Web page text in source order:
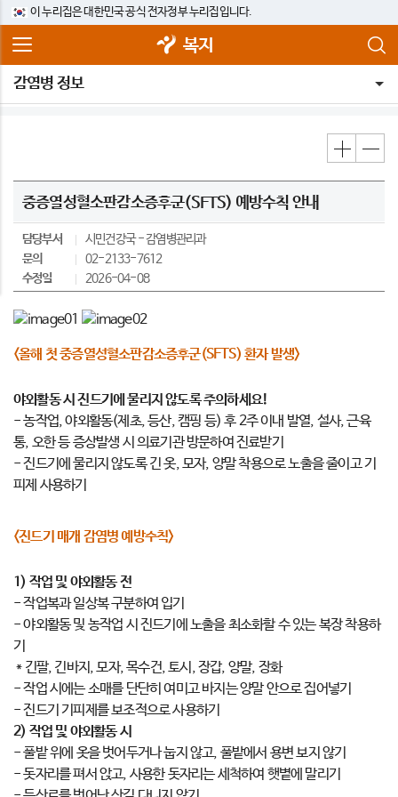
이 누리집은 대한민국 공식 전자정부 누리집입니다.
복지
감염병 정보
중증열성혈소판감소증후군(SFTS) 예방수칙 안내
담당부서 시민건강국
감염병관리과
문의
02-2133-7612
수정일
2026-04-08
<올해 첫 중증열성혈소판감소증후군(SFTS) 환자 발생>
야외활동 시 진드기에 물리지 않도록 주의하세요!
- 농작업, 야외활동(제초, 등산, 캠핑 등) 후 2주 이내 발열, 설사, 근육
통, 오한 등 증상발생 시 의료기관 방문하여 진료받기
- 진드기에 물리지 않도록 긴 옷, 모자, 양말 착용으로 노출을 줄이고 기
피제 사용하기
<진드기 매개 감염병 예방수칙>
1) 작업 및 야외활동 전
- 작업복과 일상복 구분하여 입기
- 야외활동 및 농작업 시 진드기에 노출을 최소화할 수 있는 복장 착용하
기
* 긴팔, 긴바지, 모자, 목수건, 토시, 장갑, 양말, 장화
- 작업 시에는 소매를 단단히 여미고 바지는 양말 안으로 집어넣기
- 진드기 기피제를 보조적으로 사용하기
2) 작업 및 야외활동 시
- 풀밭 위에 옷을 벗어두거나 눕지 않고, 풀밭에서 용변 보지 않기
- 돗자리를 펴서 앉고, 사용한 돗자리는 세척하여 햇볕에 말리기